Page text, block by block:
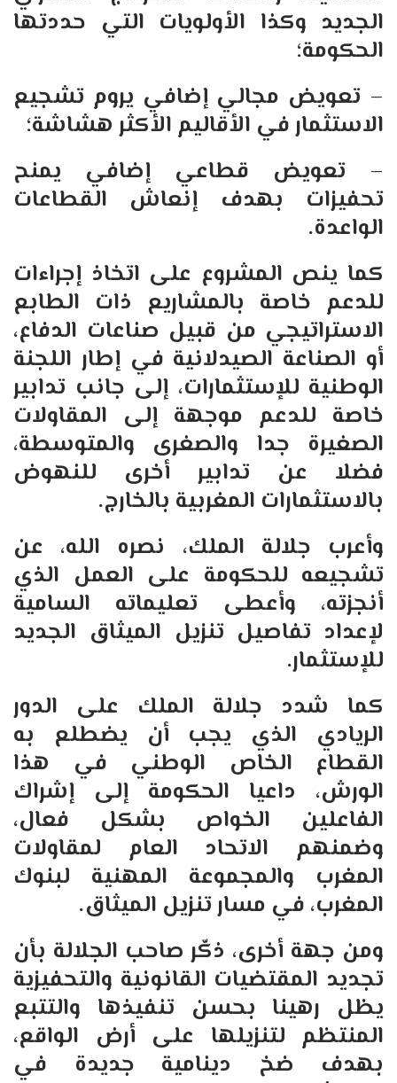
الجديد وكذا الأولويات التي حددتها
الحكومة؛
– تعويض مجالي إضافي يروم تشجيع
الاستثمار في الأقاليم الأكثر هشاشة؛
– تعويض قطاعي إضافي يمنح
تحفيزات بهدف إنعاش القطاعات
الواعدة.
كما ينص المشروع على اتخاذ إجراءات
للدعم خاصة بالمشاريع ذات الطابع
الاستراتيجي من قبيل صناعات الدفاع،
أو الصناعة الصيدلانية في إطار اللجنة
الوطنية للإستثمارات، إلى جانب تدابير
خاصة للدعم موجهة إلى المقاولات
الصغيرة جدا والصغرى والمتوسطة،
فضلا عن تدابير أخرى للنهوض
بالاستثمارات المغربية بالخارج.
وأعرب جلالة الملك، نصره الله، عن
تشجيعه للحكومة على العمل الذي
أنجزته، وأعطى تعليماته السامية
لإعداد تفاصيل تنزيل الميثاق الجديد
للإستثمار.
كما شدد جلالة الملك على الدور
الريادي الذي يجب أن يضطلع به
القطاع الخاص الوطني في هذا
الورش، داعيا الحكومة إلى إشراك
الفاعلين الخواص بشكل فعال،
وضمنهم الاتحاد العام لمقاولات
المغرب والمجموعة المهنية لبنوك
المغرب، في مسار تنزيل الميثاق.
ومن جهة أخرى، ذكّر صاحب الجلالة بأن
تجديد المقتضيات القانونية والتحفيزية
يظل رهينا بحسن تنفيذها والتتبع
المنتظم لتنزيلها على أرض الواقع،
بهدف ضخ دينامية جديدة في